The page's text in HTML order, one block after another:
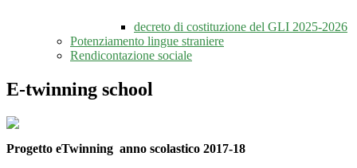
decreto di costituzione del GLI 2025-2026
Potenziamento lingue straniere
Rendicontazione sociale
E-twinning school
Progetto eTwinning anno scolastico 2017-18